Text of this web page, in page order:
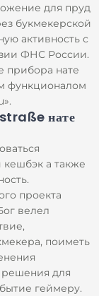
для пруд
букмекерской
активность с
ФНС России.
прибора нате
функционалом
нате
а также
проекта
велел
поиметь
решения для
геймеру.